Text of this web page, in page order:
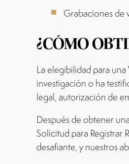
Grabaciones de
¿CÓMO
La elegibilidad para
investigación o ha
legal, autorización de
Después de obtener
Solicitud para Registrar
desafiante, y nuestros